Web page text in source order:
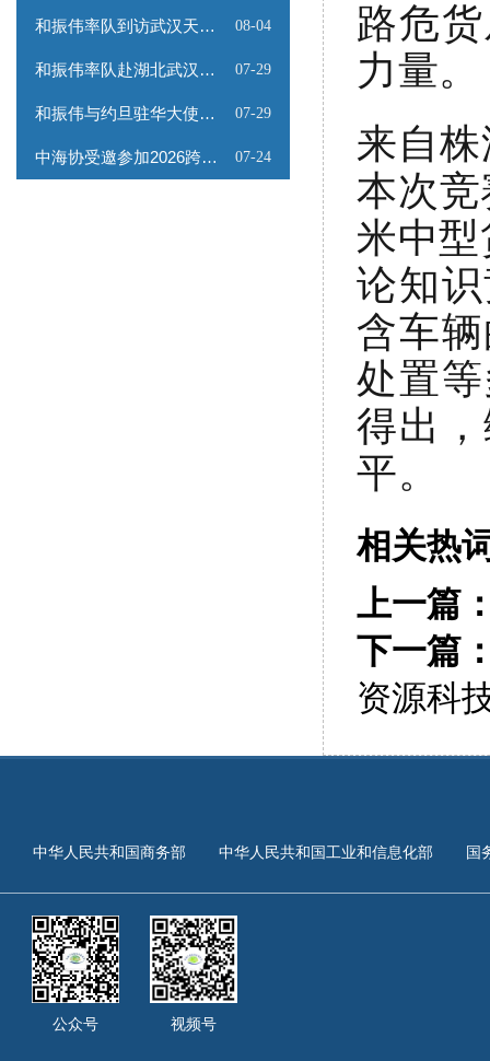
和振伟率队到访武汉天源集团 08-04
和振伟率队赴湖北武汉调研 07-29
和振伟与约旦驻华大使会谈 07-29
中海协受邀参加2026跨境能源矿产出海专题路演会 07-24
路危
力量。
来自
本次竞
米中型
论知
含车
处置
得出
平。
相关热
上一篇
下一篇
资源科
中华人民共和国商务部 中华人民共和国工业和信息化部 国
公众号 视频号